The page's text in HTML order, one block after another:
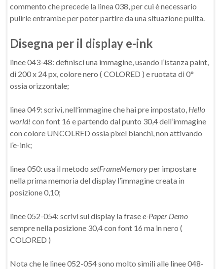
commento che precede la linea 038, per cui è necessario
pulirle entrambe per poter partire da una situazione pulita.
Disegna per il display e-ink
linee 043-48: definisci una immagine, usando l’istanza paint,
di 200 x 24 px, colore nero ( COLORED ) e ruotata di 0°
ossia orizzontale;
linea 049: scrivi, nell’immagine che hai pre impostato, Hello
world! con font 16 e partendo dal punto 30,4 dell’immagine
con colore UNCOLRED ossia pixel bianchi, non attivando
l’e-ink;
linea 050: usa il metodo setFrameMemoryper impostare
nella prima memoria del display l’immagine creata in
posizione 0,10;
linee 052-054: scrivi sul display la frasee-Paper Demo
sempre nella posizione 30,4 con font 16 ma in nero (
COLORED )
Nota che le linee 052-054 sono molto simili alle linee 048-